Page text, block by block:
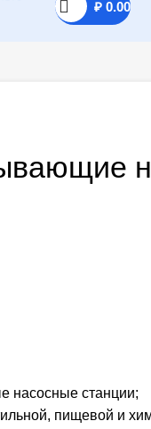
₽0.00
насосные станции;
пищевой и